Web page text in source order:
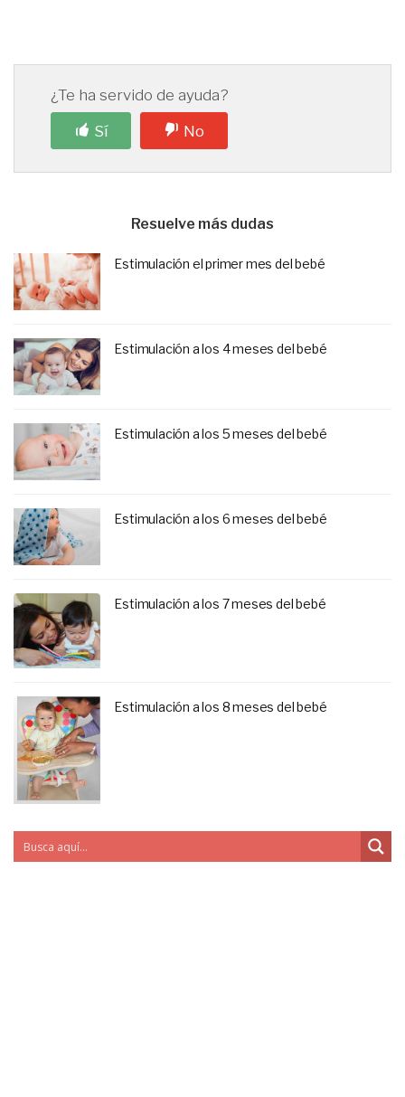
¿Te ha servido de ayuda?
Sí
No
Resuelve más dudas
Estimulación el primer mes del bebé
Estimulación a los 4 meses del bebé
Estimulación a los 5 meses del bebé
Estimulación a los 6 meses del bebé
Estimulación a los 7 meses del bebé
Estimulación a los 8 meses del bebé